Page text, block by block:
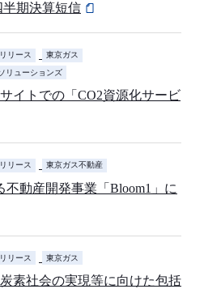
半期決算短信
リース
東京ガス
リューションズ
イトでの「CO2資源化サービ
リース 東京ガス不動産
不動産開発事業「Bloom1」に
リース 東京ガス
素社会の実現等に向けた包括